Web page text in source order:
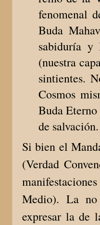
fenomenal
Buda
sabiduría y
(nuestra
sintientes.
Cosmos
Buda
de
Si bien el
(Verdad
Medio). La no
expresar la de